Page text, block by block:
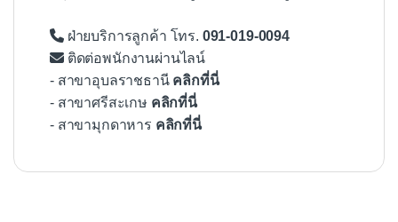
ฝ่ายบริการลูกค้า โทร. 091-019-0094
ติดต่อพนักงานผ่านไลน์
- สาขาอุบลราชธานี คลิกที่นี่
- สาขาศรีสะเกษ คลิกที่นี่
- สาขามุกดาหาร คลิกที่นี่